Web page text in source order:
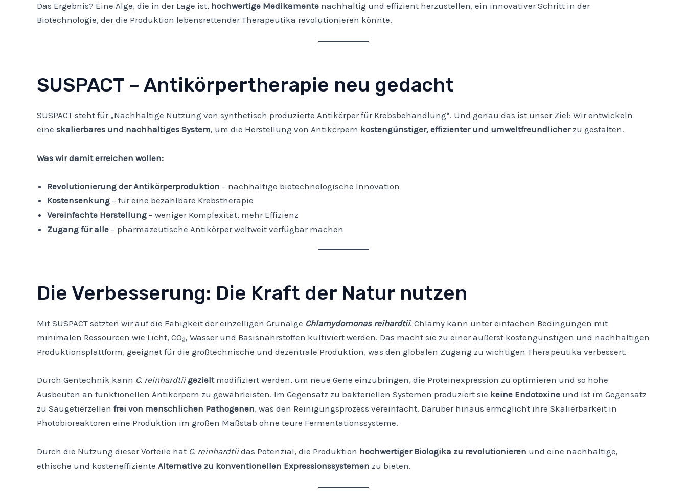
Das Ergebnis? Eine Alge, die in der Lage ist, hochwertige Medikamente nachhaltig und effizient herzustellen, ein innovativer Schritt in der
Biotechnologie, der die Produktion lebensrettender Therapeutika revolutionieren könnte.
SUSPACT – Antikörpertherapie neu gedacht
SUSPACT steht für „Nachhaltige Nutzung von synthetisch produzierte Antikörper für Krebsbehandlung“. Und genau das ist unser Ziel: Wir entwickeln
eine skalierbares und nachhaltiges System, um die Herstellung von Antikörpern kostengünstiger, effizienter und umweltfreundlicherzu gestalten.
Was wir damit erreichen wollen:
Revolutionierung der Antikörperproduktion – nachhaltige biotechnologische Innovation
Kostensenkung – für eine bezahlbare Krebstherapie
Vereinfachte Herstellung – weniger Komplexität, mehr Effizienz
Zugang für alle – pharmazeutische Antikörper weltweit verfügbar machen
Die Verbesserung: Die Kraft der Natur nutzen
Mit SUSPACT setzten wir auf die Fähigkeit der einzelligen Grünalge Chlamydomonas reihardtii. Chlamy kann unter einfachen Bedingungen mit
minimalen Ressourcen wie Licht, CO₂, Wasser und Basisnährstoffen kultiviert werden. Das macht sie zu einer äußerst kostengünstigen und nachhaltigen
Produktionsplattform, geeignet für die großtechnische und dezentrale Produktion, was den globalen Zugang zu wichtigen Therapeutika verbessert.
Durch Gentechnik kann C. reinhardtii gezieltmodifiziert werden, um neue Gene einzubringen, die Proteinexpression zu optimieren und so hohe
Ausbeuten an funktionellen Antikörpern zu gewährleisten. Im Gegensatz zu bakteriellen Systemen produziert sie keine Endotoxine und ist im Gegensatz
zu Säugetierzellen frei von menschlichen Pathogenen, was den Reinigungsprozess vereinfacht. Darüber hinaus ermöglicht ihre Skalierbarkeit in
Photobioreaktoren eine Produktion im großen Maßstab ohne teure Fermentationssysteme.
Durch die Nutzung dieser Vorteile hat C. reinhardtiidas Potenzial, die Produktion hochwertiger Biologika zu revolutionieren und eine nachhaltige,
ethische und kosteneffiziente Alternative zu konventionellen Expressionssystemen zu bieten.